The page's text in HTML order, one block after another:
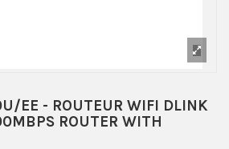
EE - ROUTEUR WIFI DLINK
ROUTER WITH